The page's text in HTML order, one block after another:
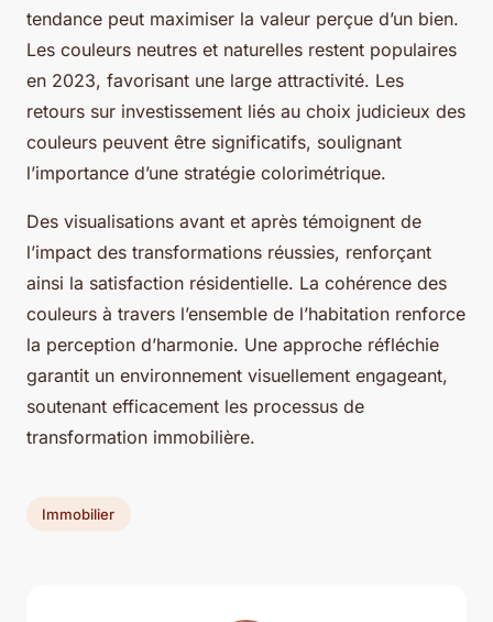
tendance peut maximiser la valeur perçue d’un bien.
Les couleurs neutres et naturelles restent populaires
en 2023, favorisant une large attractivité. Les
retours sur investissement liés au choix judicieux des
couleurs peuvent être significatifs, soulignant
l’importance d’une stratégie colorimétrique.
Des visualisations avant et après témoignent de
l’impact des transformations réussies, renforçant
ainsi la satisfaction résidentielle. La cohérence des
couleurs à travers l’ensemble de l’habitation renforce
la perception d’harmonie. Une approche réfléchie
garantit un environnement visuellement engageant,
soutenant efficacement les processus de
transformation immobilière.
Immobilier